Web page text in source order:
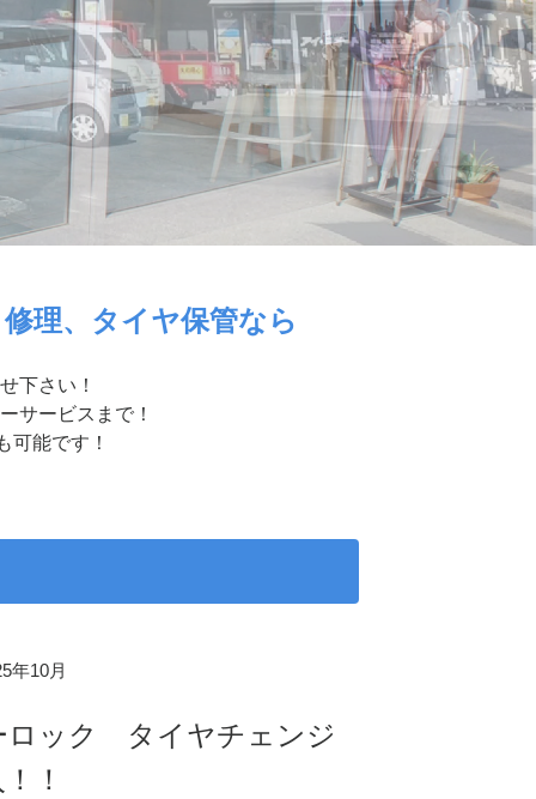
理、タイヤ保管なら
下さい！
サービスまで！
可能です！
年10月
ロック タイヤチェンジ
！